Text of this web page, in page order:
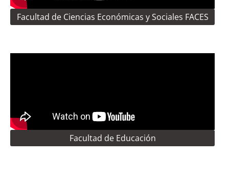
Facultad de Ciencias Económicas y Sociales FACES
Facultad de Educación